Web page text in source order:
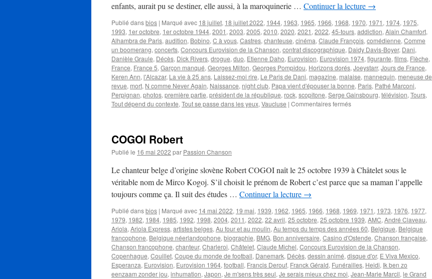
enfants, aurait pu se destiner, elle aussi, à la maroquinerie … Continuer la lecture →
Publié dansbios | Marqué avec 18 juillet, 18 juillet 2022, 1944, 1963, 1965, 1966, 1968, 1970, 1971 , 1974, 1975,
1993, 1er octobre, 1er octobre 1944, 2001 , 2003, 2005, 2010, 2020, 2021 , 2022, 45-tours, addiction, Alain Chamfort,
Alhambra de Paris, audition, Bobino, C à vous, Castres, chanteuse, cinéma, Claude François, comédienne, Comme
un boomerang, concerts, Concours Eurovision de la Chanson, contrat discographique, Daidy Davis-Boyer, Dani,
Danièle Graule, Décès, Dick Rivers, drogue, duo, Etienne Daho, Eurovision, Eurovision 1974, figurante, films, Flèche,
France, France 5, Garçon manqué, Georges Milton, Georges Pompidou, Horizons dorés, Joeystarr, Jours de France,
Keren Ann, l'Alcazar, La vie à 25 ans, Laissez-moi rire, Le Paris de Dani, magazine, malaise, mannequin, meneuse de
revue, mort, N comme Never Again, Naissance, night club, Papa vient d'épouser la bonne, Paris, Pathé Marconi,
Perpignan, photos, première partie, président de la république, rock, scopitone, Serge Gainsbourg, télévision, Tours,
Tout dépend du contexte, Tout se passe dans les yeux, Vaucluse | Commentaires ferméssur
COGOI Robert
Publié le 16 mai 2022 par Passion Chanson
Le chanteur belge d’origine slovène Robert COGOI naît le 25 octobre 1939 à Châtelet sous le
véritable nom de Mirco Kogoj. S’il choisit le prénom de Robert c’est parce que sa maman l’appelle
toujours comme ça. Il suit des études … Continuer la lecture →
Publié dansbios | Marqué avec 14 mai 2022, 19 mai, 1939, 1962, 1965, 1966, 1968, 1969, 1971 , 1973, 1976, 1977,
1979, 1982, 1984, 1985, 1992, 1998, 2004, 2011 , 2022, 22 avril, 25 octobre, 25 octobre 1939, AMC, André Claveau,
Ariola, Ariola Express, artistes belges, Au four et au moulin, Au temps du temps des années 60, Belgique, Belgique
francophone, Belgique néerlandophone, biographie, BMG, Bon anniversaire, Casino d'Ostende, Chanson française,
Chanson francophone, chanteur, Charleroi, Châtelet, Claude Michel, Concours Eurovision de la Chanson,
Copenhague, Couillet, Coupe du monde de football, Danemark, Décès, dessin animé, disque d'or, E Viva Mexico,
Esperanza, Eurovision, Eurovision 1964, football, Francis Derouf, Franck Gérald, Funérailles, Heidi, Ik ben zo
eenzaam zonder jou, inhumation, Japon, Je m'sens très seul, Je serais mieux chez moi, Jean-Marie Marcil, le Grand